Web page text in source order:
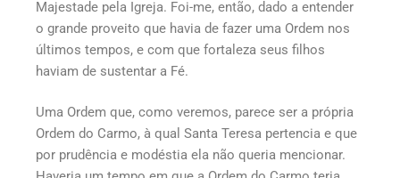
Majestade pela Igreja. Foi-me, então, dado a entender
o grande proveito que havia de fazer uma Ordem nos
últimos tempos, e com que fortaleza seus filhos
haviam de sustentar a Fé.
Uma Ordem que, como veremos, parece ser a própria
Ordem do Carmo, à qual Santa Teresa pertencia e que
por prudência e modéstia ela não queria mencionar.